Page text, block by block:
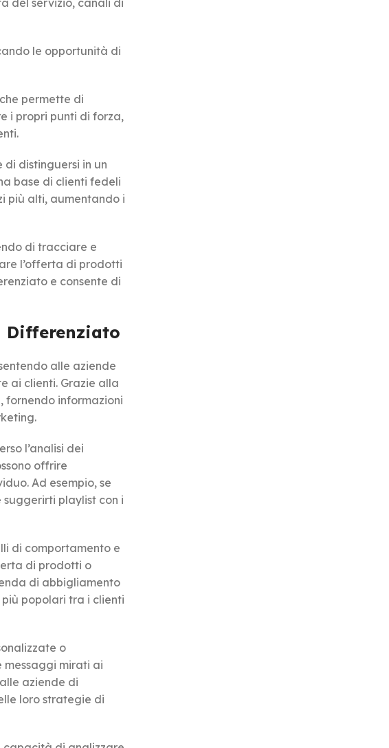
le opportunità di
permette di
i propri punti di forza,
di distinguersi in un
base di clienti fedeli
più alti, aumentando i
di tracciare e
l’offerta di prodotti
e consente di
Differenziato
alle aziende
ai clienti. Grazie alla
informazioni
l’analisi dei
offrire
Ad esempio, se
playlist con i
di comportamento e
di prodotti o
di abbigliamento
popolari tra i clienti
o
messaggi mirati ai
aziende di
loro strategie di